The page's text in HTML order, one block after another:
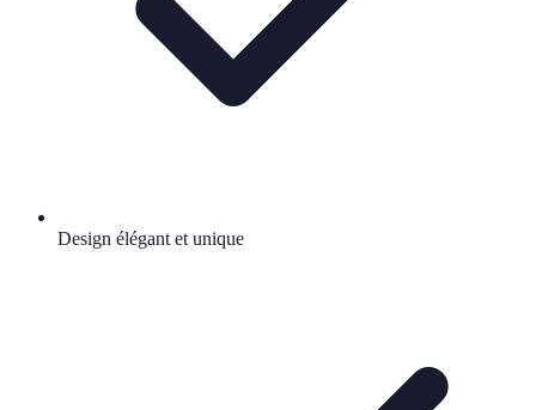
Design élégant et unique